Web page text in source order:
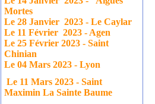
Mortes
Le 28 Janvier 2023 - Le Caylar
Le 11 Février 2023 - Agen
Le 25 Février 2023 - Saint
Chinian
Le 04 Mars 2023 - Lyon
Le 11 Mars 2023 - Saint
Maximin La Sainte Baume